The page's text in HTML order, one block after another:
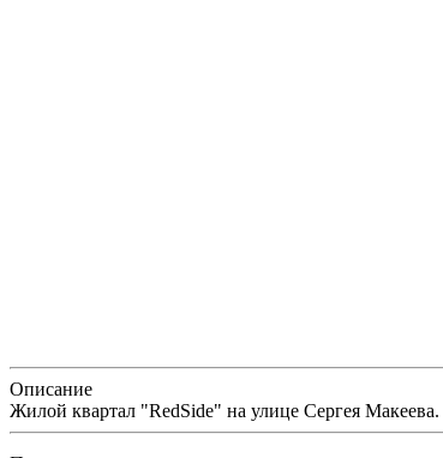
Описание
Жилой квартал "RedSide" на улице Сергея